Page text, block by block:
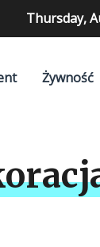
Thursday,
Żywność